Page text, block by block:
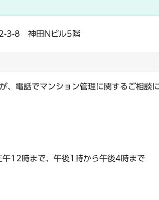
2-3-8 神田Nビル5階
、電話でマンション管理に関するご相談
12時まで、午後1時から午後4時まで